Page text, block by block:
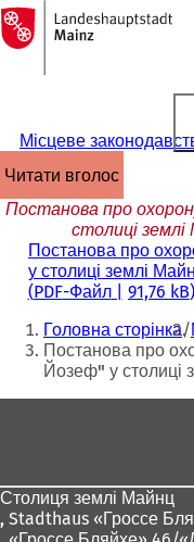
Перейти до змісту
На
головну
сторінку
Місцеве
читати вголос
Постанова про
столиці землі
Постанова про
у столиці землі
PDF-Файл 91,76 kB
Ти
тут:
Головна сторінка
Постанова про
Йозеф" у столиці
Столиця землі Майнц
, Stadthaus «Гроссе